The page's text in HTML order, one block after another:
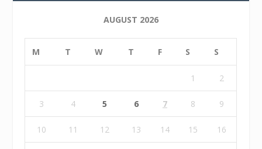
AUGUST 2026
M T W T F S S
1 2
3 4 5 6 7 8 9
10 11 12 13 14 15 16